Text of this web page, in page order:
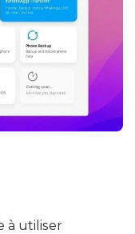
à utiliser